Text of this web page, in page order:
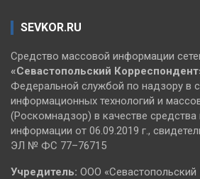
SEVKOR.RU
Средство массовой информации
«Севастопольский
Федеральной службой по надзору в
информационных технологий и
(Роскомнадзор) в качестве средства
информации от 06.09.2019 г.,
ЭЛ № ФС 77–76715
Учредитель: ООО «Севастопольский